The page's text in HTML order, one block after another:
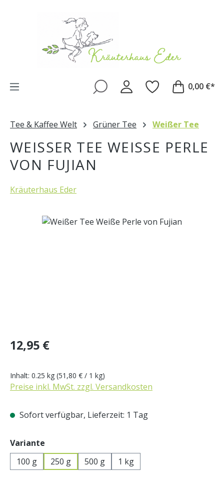
0,00 €*
Tee & Kaffee Welt Grüner Tee Weißer Tee
WEISSER TEE WEISSE PERLE VO
N FUJIAN
Kräuterhaus Eder
Bildergalerie überspringen
Regulärer Preis:
12,95 €
Inhalt: 0.25 kg (51,80 € / 1 kg)
Preise inkl. MwSt. zzgl. Versandkosten
Sofort verfügbar, Lieferzeit: 1 Tag
Variante
100 g
250 g 500 g 1 kg